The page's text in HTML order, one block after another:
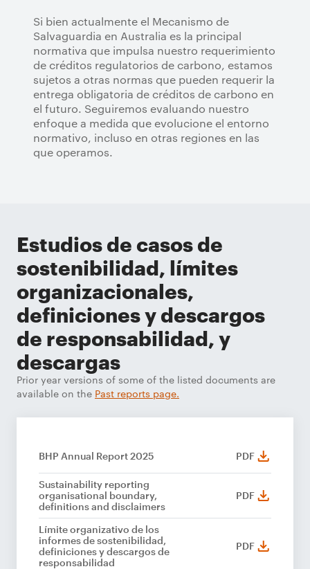
Si bien actualmente el Mecanismo de
Salvaguardia en Australia es la principal
normativa que impulsa nuestro requerimiento
de créditos regulatorios de carbono, estamos
sujetos a otras normas que pueden requerir la
entrega obligatoria de créditos de carbono en
el futuro. Seguiremos evaluando nuestro
enfoque a medida que evolucione el entorno
normativo, incluso en otras regiones en las
que operamos.
Estudios de casos de
sostenibilidad, límites
organizacionales,
definiciones y descargos
de responsabilidad, y
descargas
Prior year versions of some of the listed documents are
available on the Past reports page.
BHP Annual Report 2025 PDF
Sustainability reporting
organisational boundary,
definitions and disclaimers
PDF
Límite organizativo de los
informes de sostenibilidad,
definiciones y descargos de
responsabilidad
PDF